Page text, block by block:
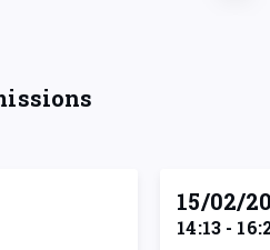
15/02/
14:13 -